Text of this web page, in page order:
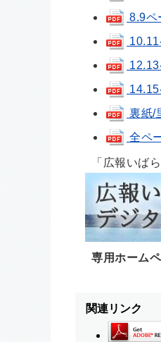
8.9ペ
12.13
裏紙/
全ペ
「広報いば
専用ホーム
関連リンク